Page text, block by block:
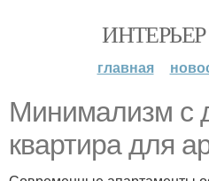
главная
Минимализм с
квартира для